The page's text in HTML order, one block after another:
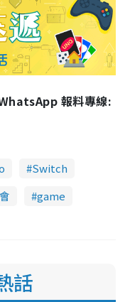
報料專線:
Switch
game
話